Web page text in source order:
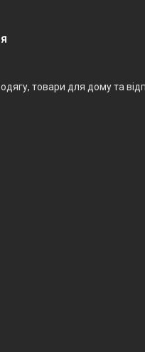
товари для дому та